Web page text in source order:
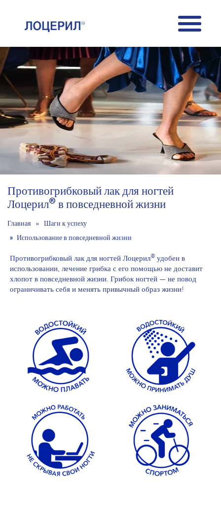
Противогрибковый лак для ногтей
Лоцерил® в повседневной жизни
Главная
Шаги к успеху
Использование в повседневной жизни
Противогрибковый лак для ногтей Лоцерил® удобен в
использовании, лечение грибка с его помощью не доставит
хлопот в повседневной жизни. Грибок ногтей — не повод
ограничивать себя и менять привычный образ жизни!